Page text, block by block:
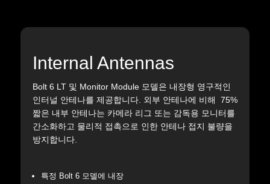
Internal Antennas
Bolt 6 LT 및 Monitor Module 모델은 내장형 영구적인
인터널 안테나를 제공합니다. 외부 안테나에 비해 75%
짧은 내부 안테나는 카메라 리그 또는 감독용 모니터를
간소화하고 물리적 접촉으로 인한 안테나 접지 불량을
방지합니다.
특정 Bolt 6 모델에 내장